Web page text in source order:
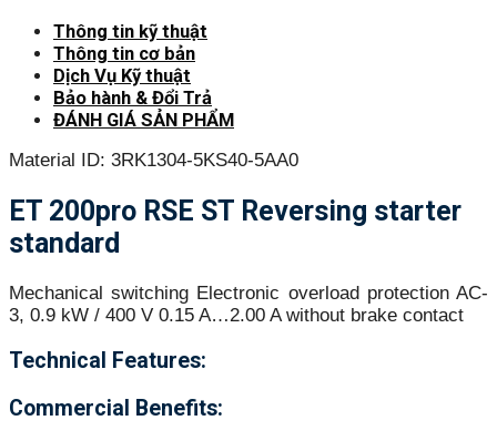
Thông tin kỹ thuật
Thông tin cơ bản
Dịch Vụ Kỹ thuật
Bảo hành & Đổi Trả
ĐÁNH GIÁ SẢN PHẨM
Material ID: 3RK1304-5KS40-5AA0
ET 200pro RSE ST Reversing starter
standard
Mechanical switching Electronic overload protection AC-
3, 0.9 kW / 400 V 0.15 A…2.00 A without brake contact
Technical Features:
Commercial Benefits: